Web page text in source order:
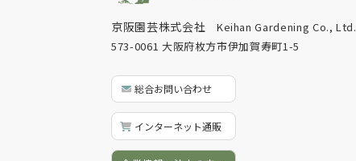
京阪園芸株式会社 Keihan Gardening Co., Ltd.
573-0061 大阪府枚方市伊加賀寿町1-5
総合お問い合わせ
インターネット通販